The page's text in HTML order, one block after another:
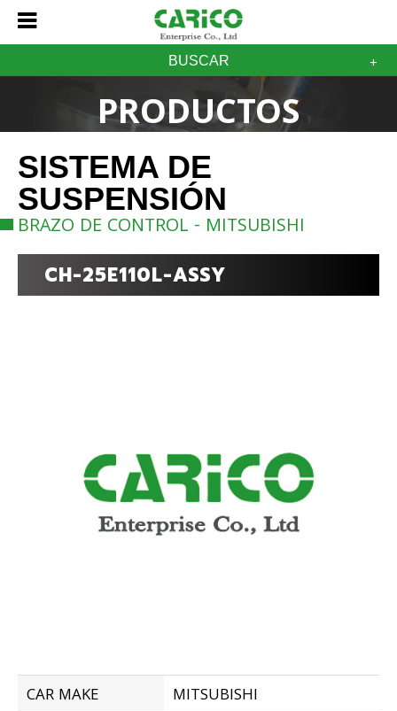
BUSCAR
PRODUCTOS
SISTEMA DE
SUSPENSIÓN
BRAZO DE CONTROL - MITSUBISHI
CH-25E110L-ASSY
CAR MAKE
MITSUBISHI